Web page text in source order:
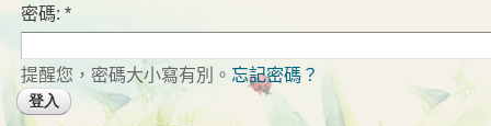
密碼: *
提醒您，密碼大小寫有別。 忘記密碼？